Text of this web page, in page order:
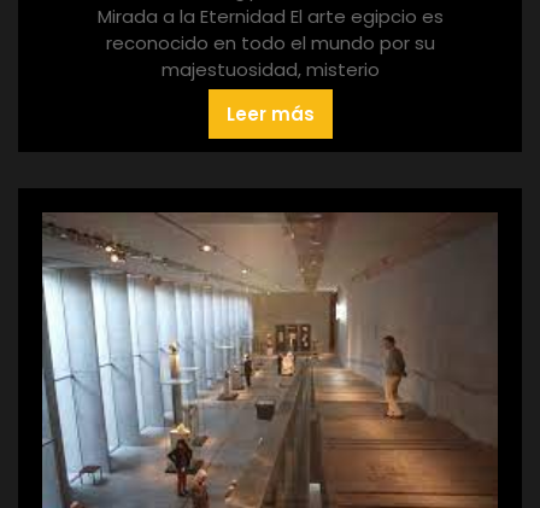
Mirada a la Eternidad El arte egipcio es
reconocido en todo el mundo por su
majestuosidad, misterio
Leer más